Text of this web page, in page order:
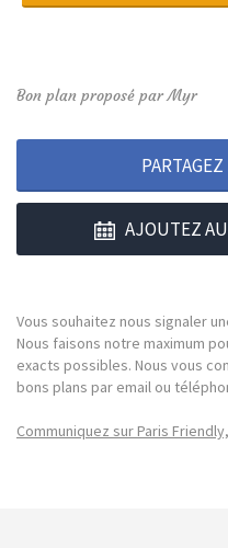
Bon plan proposé par Myr
AJOUTEZ
Vous souhaitez nous signaler
Nous faisons notre maximum
exacts possibles. Nous vous
bons plans par email ou
Communiquez sur Paris